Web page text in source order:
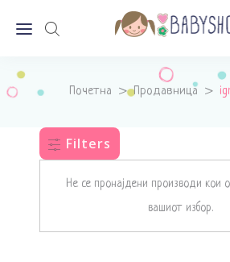
Почетна >Продавница >
Filters
Не се пронајдени производи кои
вашиот избор.